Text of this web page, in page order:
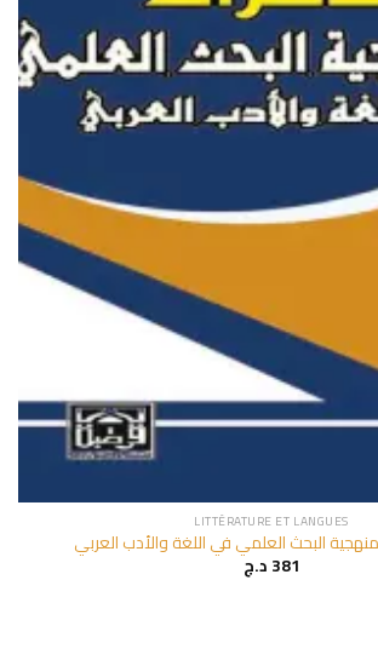
LITTÉRATURE ET LANGUES
البحث العلمي في اللغة والأدب العربي
381د.ج